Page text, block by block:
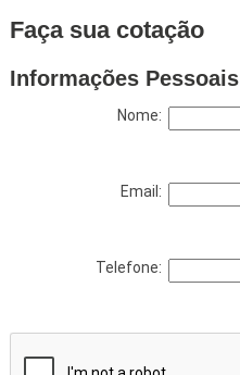
Faça sua cotação
Informações Pessoais
Nome:
Email:
Telefone: